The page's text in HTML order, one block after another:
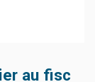
au fisc